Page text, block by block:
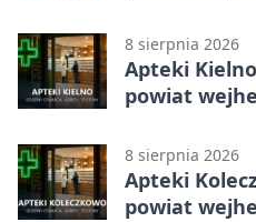
8 sierpnia 2026
Apteki
powiat
8 sierpnia 2026
Apteki
powiat